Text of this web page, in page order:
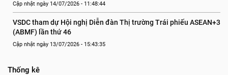
Cập nhật ngày 14/07/2026 - 11:48:44
VSDC tham dự Hội nghị Diễn đàn Thị trường Trái phiếu ASEAN+3
(ABMF) lần thứ 46
Cập nhật ngày 13/07/2026 - 15:43:35
Thống kê